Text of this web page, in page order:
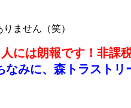
ません（笑）
には朗報です！非課税
みに、森トラストリ